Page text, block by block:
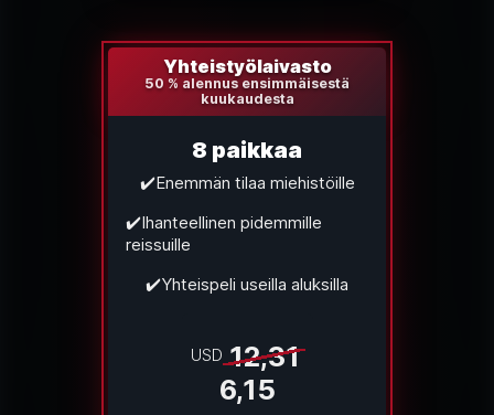
Yhteistyölaivasto
50 % alennus ensimmäisestä
kuukaudesta
8 paikkaa
✔️Enemmän tilaa miehistöille
✔️Ihanteellinen pidemmille
reissuille
✔️Yhteispeli useilla aluksilla
USD 12,31
6,15